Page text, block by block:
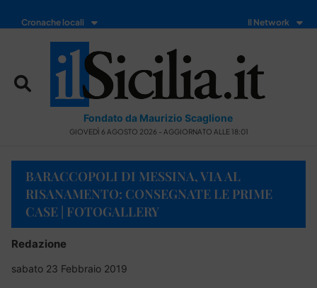
Cronache locali Il Network
Fondato da Maurizio Scaglione
GIOVEDÌ 6 AGOSTO 2026 - AGGIORNATO ALLE 18:01
BARACCOPOLI DI MESSINA, VIA AL
RISANAMENTO: CONSEGNATE LE PRIME
CASE | FOTOGALLERY
Redazione
sabato 23 Febbraio 2019